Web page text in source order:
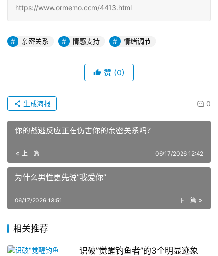
https://www.ormemo.com/4413.html
亲密关系 情感支持 情绪调节
赞 (0)
0
生成海报
你的战逃反应正在伤害你的亲密关系吗？
上一篇 06/17/2026 12:42
为什么男性更先说”我爱你”
下一篇
06/17/2026 13:51
相关推荐
识破”觉醒钓鱼者”的3个明显迹象